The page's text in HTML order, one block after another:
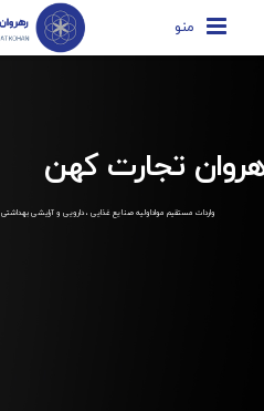
منو
تجارت کهن
واردات مستقیم مواداولیه صنایع غذایی ، دارویی و آرایشی بهداشتی